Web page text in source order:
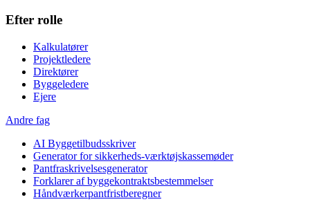
Efter rolle
Kalkulatører
Projektledere
Direktører
Byggeledere
Ejere
Andre fag
AI Byggetilbudsskriver
Generator for sikkerheds-værktøjskassemøder
Pantfraskrivelsesgenerator
Forklarer af byggekontraktsbestemmelser
Håndværkerpantfristberegner